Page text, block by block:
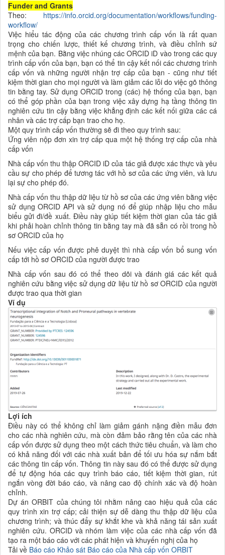
Funder and Grants
Theo: https://info.orcid.org/documentation/workflows/funding-
workflow/
Việc hiểu tác động của các chương trình cấp vốn là rất quan
trọng cho chiến lược, thiết kế chương trình, và điều chỉnh sứ
mệnh của bạn. Bằng việc nhúng các ORCID iD vào trong các quy
trình cấp vốn của bạn, bạn có thể tin cậy kết nối các chương trình
cấp vốn và những người nhận trợ cấp của bạn - cũng như tiết
kiệm thời gian cho mọi người và làm giảm các lỗi do việc gõ thông
tin bằng tay. Sử dụng ORCID trong (các) hệ thống của bạn, bạn
có thể góp phần của bạn trong việc xây dựng hạ tầng thông tin
nghiên cứu tin cậy bằng việc khẳng định các kết nối giữa các cá
nhân và các trợ cấp bạn trao cho họ.
Một quy trình cấp vốn thường sẽ đi theo quy trình sau:
Ứng viên nộp đơn xin trợ cấp qua một hệ thống trợ cấp của nhà
cấp vốn
Nhà cấp vốn thu thập ORCID iD của tác giả được xác thực và yêu
cầu sự cho phép để tương tác với hồ sơ của các ứng viên, và lưu
lại sự cho phép đó.
Nhà cấp vốn thu thập dữ liệu từ hồ sơ của các ứng viên bằng việc
sử dụng ORCID API và sử dụng nó để giúp nhập liệu cho mẫu
biểu gửi đi/đề xuất. Điều này giúp tiết kiệm thời gian của tác giả
khi phải hoàn chỉnh thông tin bằng tay mà đã sẵn có rồi trong hồ
sơ ORCID của họ
Nếu việc cấp vốn được phê duyệt thì nhà cấp vốn bổ sung vốn
cấp tới hồ sơ ORCID của người được trao
Nhà cấp vốn sau đó có thể theo dõi và đánh giá các kết quả
nghiên cứu bằng việc sử dụng dữ liệu từ hồ sơ ORCID của người
được trao qua thời gian
Ví dụ
Lợi ích
Điều này có thể không chỉ làm giảm gánh nặng điền mẫu đơn
cho các nhà nghiên cứu, mà còn đảm bảo rằng tên của các nhà
cấp vốn được sử dụng theo một cách thức tiêu chuẩn, và làm cho
có khả năng đối với các nhà xuất bản để tối ưu hóa sự nắm bắt
các thông tin cấp vốn. Thông tin này sau đó có thể được sử dụng
để tự động hóa các quy trìnhbáo cáo, tiết kiệm thời gian, rút
ngắn vòng đời báo cáo, và nâng cao độ chính xác và độ hoàn
chỉnh.
Dự án ORBIT của chúng tôi nhằm nâng cao hiệu quả của các
quy trình xin trợ cấp; cải thiện sự dễ dàng thu thập dữ liệu của
chương trình; và thúc đẩy sự khắt khe và khả năng tái sản xuất
nghiên cứu. ORCID và nhóm làm việc của các nhà cấp vốn đã
tạo ra một báo cáo với các phát hiện và khuyến nghị của họ
Tải về Báo cáo Khảo sát Báo cáo của Nhà cấp vốn ORBIT